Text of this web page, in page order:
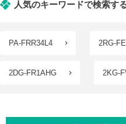
人気のキーワードで検索す
PA-FRR34L4 2RG-
2DG-FR1AHG 2KG-